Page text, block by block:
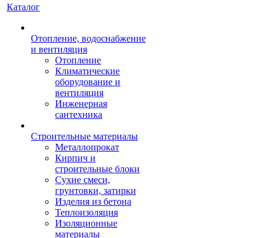
Каталог
Отопление, водоснабжение
и вентиляция
Отопление
Климатические
оборудование и
вентиляция
Инженерная
сантехника
Строительные материалы
Металлопрокат
Кирпич и
строительные блоки
Сухие смеси,
грунтовки, затирки
Изделия из бетона
Теплоизоляция
Изоляционные
материалы